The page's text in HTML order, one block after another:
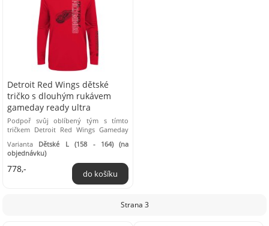
Detroit Red Wings dětské
tričko s dlouhým rukávem
gameday ready ultra
Podpoř svůj oblíbený tým s tímto
tričkem Detroit Red Wings Gameday
materiálu ...
Varianta Dětské L (158 - 164) (na
objednávku)
778,-
Strana 3